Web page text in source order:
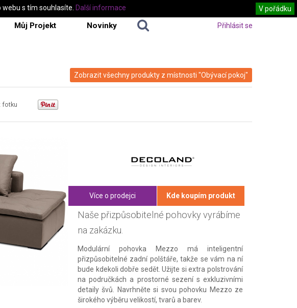
Můj Projekt Novinky Přihlásit se
Zobrazit všechny produkty z místnosti "Obývací pokoj"
fotku
Více o prodejci Kde koupím produkt
Naše přizpůsobitelné pohovky vyrábíme
na zakázku.
Modulární pohovka Mezzo má inteligentní
přizpůsobitelné zadní polštáře, takže se vám na ní
bude kdekoli dobře sedět. Užijte si extra polstrování
na područkách a prostorné sezení s exkluzivními
detaily švů. Navrhněte si svou pohovku Mezzo ze
širokého výběru velikostí, tvarů a barev.
s tím souhlasíte. V pořádku
Další informace